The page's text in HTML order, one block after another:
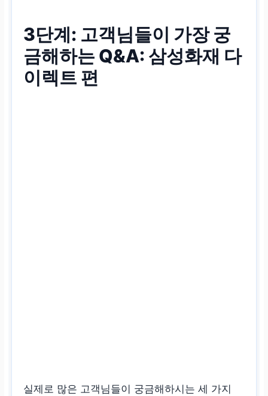
3단계: 고객님들이 가장 궁
금해하는 Q&A: 삼성화재 다
이렉트 편
실제로 많은 고객님들이 궁금해하시는 세 가지